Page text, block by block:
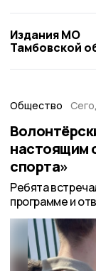
Издания МО
Тамбовской
Общество
настоящим
спорта»
Ребята
программе и